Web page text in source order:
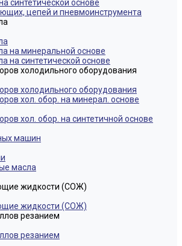
синтетической основе
цепей и пневмоинструмента
на минеральной основе
на синтетической основе
холодильного оборудования
холодильного оборудования
хол. обор. на минерал. основе
хол. обор. на синтетичной основе
машин
масла
жидкости (СОЖ)
жидкости (СОЖ)
резанием
резанием